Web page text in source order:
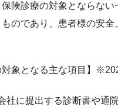
険診療の対象とならない
のであり、患者様の安
対象となる主な項目】
社に提出する診断書や通